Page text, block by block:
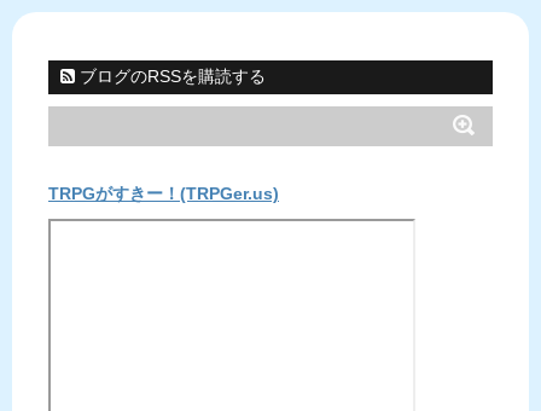
ブログのRSSを購読する
TRPGがすきー！(TRPGer.us)